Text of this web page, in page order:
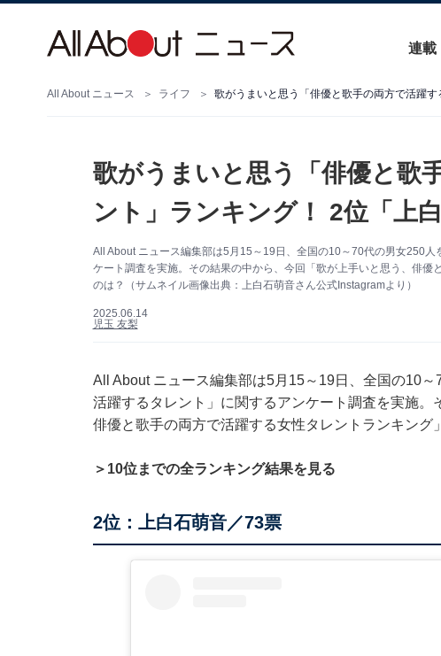
連載
All About ニュース ライフ
歌がうまいと思う「俳優と歌
ント」ランキング！ 2位「上
All About ニュース編集部は5月15～19日、全国の10～70代の男女250
ケート調査を実施。その結果の中から、今回「歌が上手いと思う、俳
のは？（サムネイル画像出典：上白石萌音さん公式Instagramより）
2025.06.14
児玉 友梨
All About ニュース編集部は5月15～19日、全国の10
活躍するタレント」に関するアンケート調査を実施。
俳優と歌手の両方で活躍する女性タレントランキング
＞10位までの全ランキング結果を見る
2位：上白石萌音／73票